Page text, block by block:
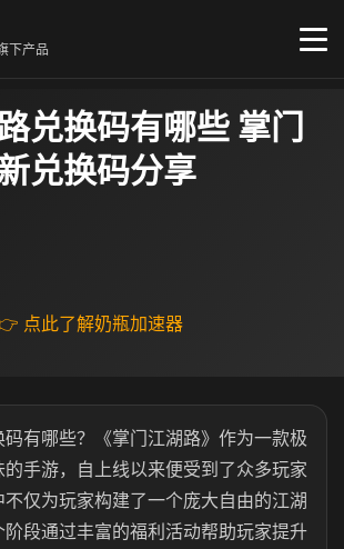
下产品
兑换码有哪些 掌门
兑换码分享
点此了解奶瓶加速器
有哪些？《掌门江湖路》作为一款极
手游，自上线以来便受到了众多玩家
仅为玩家构建了一个庞大自由的江湖
段通过丰富的福利活动帮助玩家提升